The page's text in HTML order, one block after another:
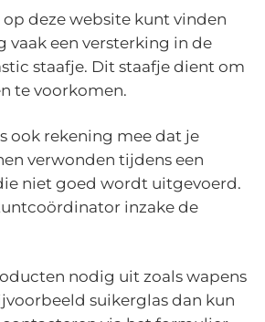
op deze website kunt vinden
vaak een versterking in de
staafje. Dit staafje dient om
te voorkomen.
ook rekening mee dat je
verwonden tijdens een
niet goed wordt uitgevoerd.
inzake de
nodig uit zoals wapens
suikerglas dan kun